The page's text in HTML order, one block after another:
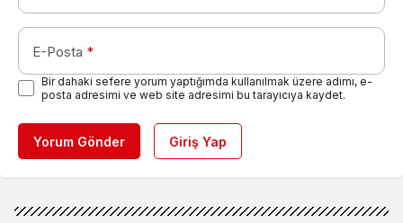
E-Posta *
Bir dahaki sefere yorum yaptığımda kullanılmak üzere adımı, e-
posta adresimi ve web site adresimi bu tarayıcıya kaydet.
Yorum Gönder Giriş Yap